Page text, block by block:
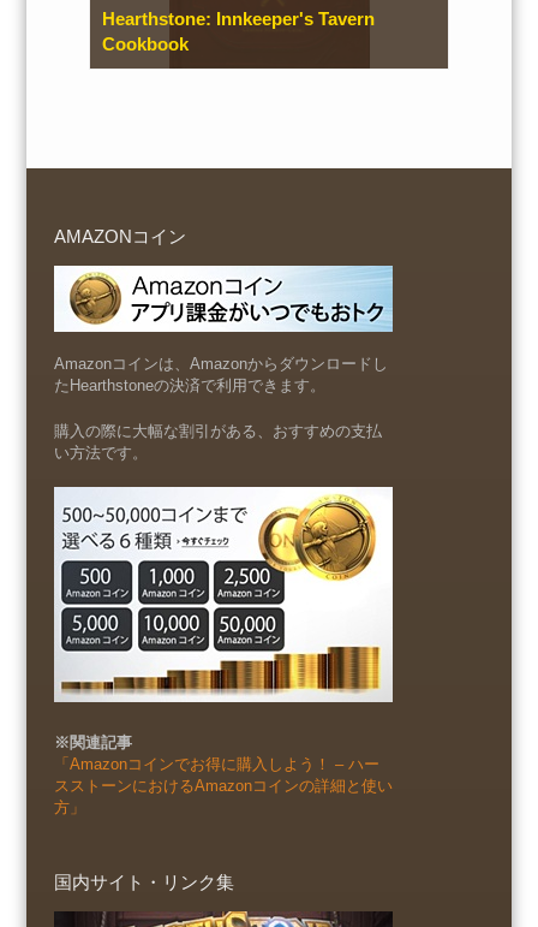
Hearthstone: Innkeeper's Tavern
Cookbook
AMAZONコイン
Amazonコインは、Amazonからダウンロードし
たHearthstoneの決済で利用できます。
購入の際に大幅な割引がある、おすすめの支払
い方法です。
※関連記事
「Amazonコインでお得に購入しよう！ – ハー
スストーンにおけるAmazonコインの詳細と使い
方」
国内サイト・リンク集